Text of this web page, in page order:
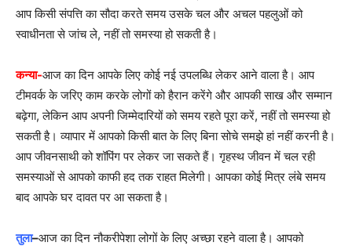
आप किसी संपत्ति का सौदा करते समय उसके चल और अचल पहलुओं को
स्वाधीनता से जांच ले, नहीं तो समस्या हो सकती है।
कन्या-आज का दिन आपके लिए कोई नई उपलब्धि लेकर आने वाला है। आप
टीमवर्क के जरिए काम करके लोगों को हैरान करेंगे और आपकी साख और सम्मान
बढ़ेगा, लेकिन आप अपनी जिम्मेदारियों को समय रहते पूरा करें, नहीं तो समस्या हो
सकती है। व्यापार में आपको किसी बात के लिए बिना सोचे समझे हां नहीं करनी है।
आप जीवनसाथी को शॉपिंग पर लेकर जा सकते हैं। गृहस्थ जीवन में चल रही
समस्याओं से आपको काफी हद तक राहत मिलेगी। आपका कोई मित्र लंबे समय
बाद आपके घर दावत पर आ सकता है।
तुला–आज का दिन नौकरीपेशा लोगों के लिए अच्छा रहने वाला है। आपको